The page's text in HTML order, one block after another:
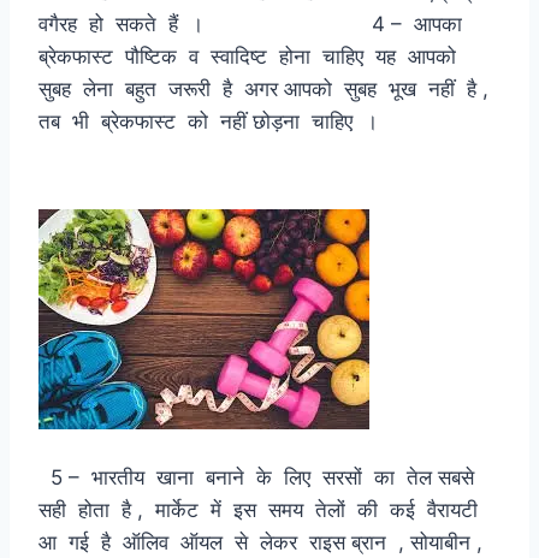
वगैरह हो सकते हैं । 4 – आपका
ब्रेकफास्ट पौष्टिक व स्वादिष्ट होना चाहिए यह आपको
सुबह लेना बहुत जरूरी है अगर आपको सुबह भूख नहीं है ,
तब भी ब्रेकफास्ट को नहीं छोड़ना चाहिए ।
5 – भारतीय खाना बनाने के लिए सरसों का तेल सबसे
सही होता है , मार्केट में इस समय तेलों की कई वैरायटी
आ गई है ऑलिव ऑयल से लेकर राइस ब्रान , सोयाबीन ,